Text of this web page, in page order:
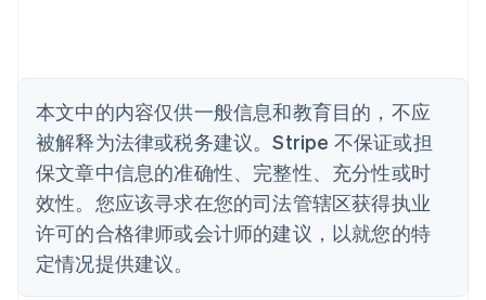
本文中的内容仅供一般信息和教育目的，不应
被解释为法律或税务建议。Stripe 不保证或担
保文章中信息的准确性、完整性、充分性或时
效性。您应该寻求在您的司法管辖区获得执业
许可的合格律师或会计师的建议，以就您的特
定情况提供建议。
丹麦
德国
DeutschEnglish
法国
FrançaisEnglish
芬兰
EnglishSvenska